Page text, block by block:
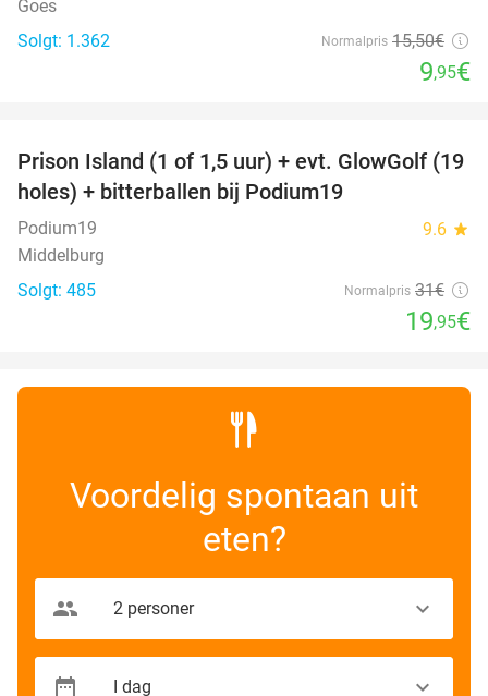
Goes
Solgt: 1.362
Normalpris 15,50€
9,95€
36%
Prison Island (1 of 1,5 uur) + evt. GlowGolf (19
holes) + bitterballen bij Podium19
Podium19 9.6 star
Middelburg
Solgt: 485
Normalpris 31€
19,95€
Voordelig spontaan uit
eten?